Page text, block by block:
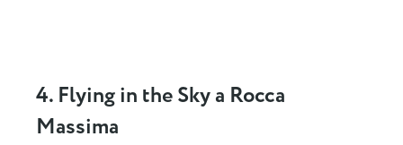
4. Flying in the Sky a Rocca
Massima